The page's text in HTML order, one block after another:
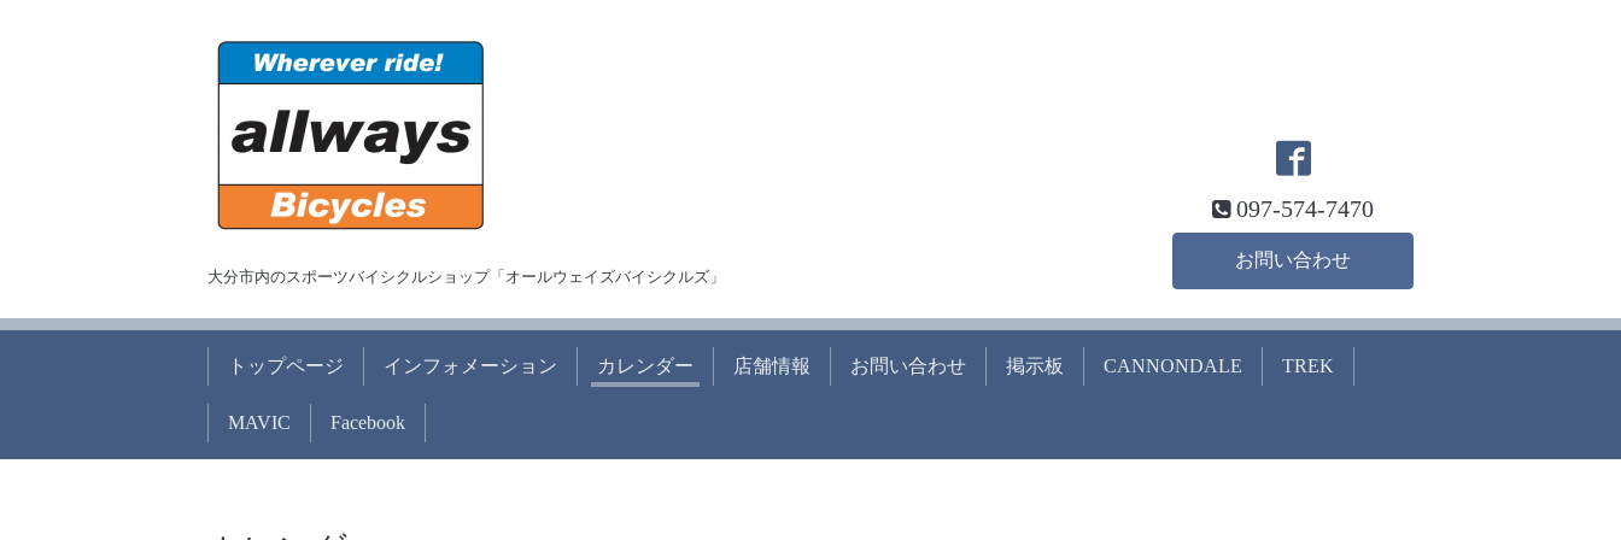
大分市内のスポーツバイシクルショップ「オールウェイズバイシクルズ」
097-574-7470
お問い合わせ
トップページ インフォメーション カレンダー 店舗情報 お問い合わせ 掲示板 CANNONDALE TREK
MAVIC Facebook